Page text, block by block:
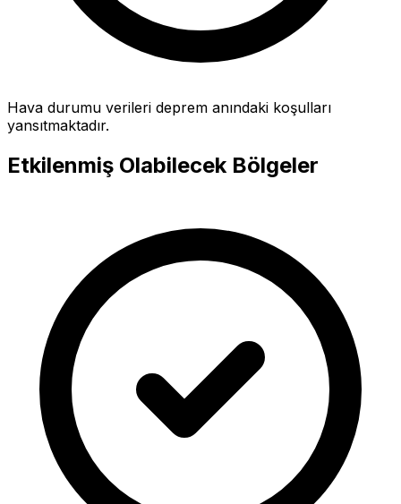
Hava durumu verileri deprem anındaki koşulları
yansıtmaktadır.
Etkilenmiş Olabilecek Bölgeler